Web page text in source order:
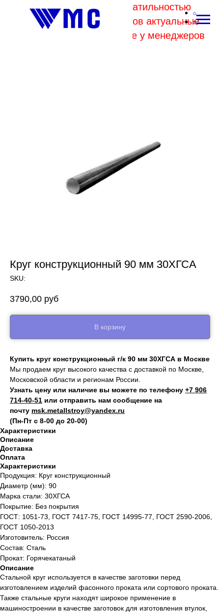
В связи с высокой волатильностью
отпускных цен комбинатов актуальные
цены на металл уточняйте у менеджеров
Круг конструкционный 90 мм 30ХГСА
SKU:
3790,00 руб
В корзину
Купить круг конструкционный г/к 90 мм 30ХГСА в Москве
Мы продаем круг высокого качества с доставкой по Москве,
Московской области и регионам России.
Узнать цену или наличие вы можете по телефону +7 906
714‑40-51 или отправить нам сообщение на
почту msk.metallstroy@yandex.ru
(Пн-Пт с 8-00 до 20-00)
Характеристики
Описание
Доставка
Оплата
Характеристики
Продукция: Круг конструкционный
Диаметр (мм): 90
Марка стали: 30ХГСА
Покрытие: Без покрытия
ГОСТ: 1051-73, ГОСТ 7417-75, ГОСТ 14995-77, ГОСТ 2590-2006,
ГОСТ 1050-2013
Изготовитель: Россия
Состав: Сталь
Прокат: Горячекатаный
Описание
Стальной круг используется в качестве заготовки перед
изготовлением изделий фасонного проката или сортового проката.
Также стальные круги находят широкое применение в
машиностроении в качестве заготовок для изготовления втулок,